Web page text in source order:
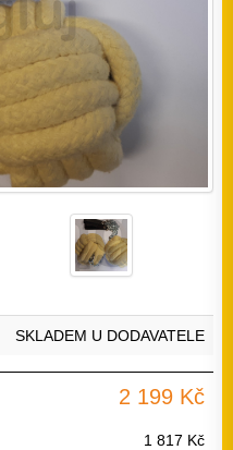
SKLADEM U DODAVATELE
2 199 Kč
1 817 Kč